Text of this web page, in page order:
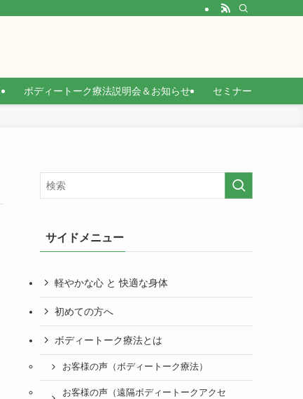
ボディートーク療法説明会＆お知らせ セミナー
サイドメニュー
軽やかな心 と 快適な身体
初めての方へ
ボディートーク療法とは
お客様の声（ボディートーク療法）
お客様の声（遠隔ボディートークアクセ